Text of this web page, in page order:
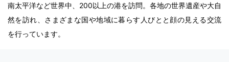
南太平洋など世界中、200以上の港を訪問。各地の世界遺産や大自
然を訪れ、さまざまな国や地域に暮らす人びとと顔の見える交流
を行っています。